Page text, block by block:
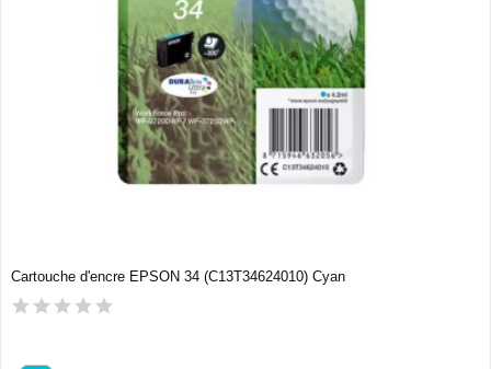
Cartouche d'encre EPSON 34 (C13T34624010) Cyan